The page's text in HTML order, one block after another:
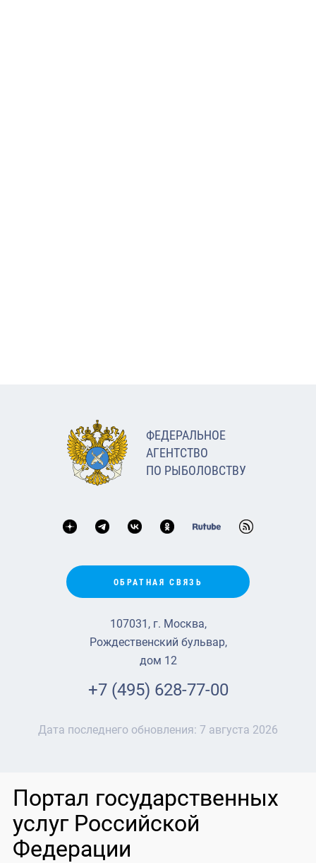
ФЕДЕРАЛЬНОЕ
АГЕНТСТВО
ПО РЫБОЛОВСТВУ
ОБРАТНАЯ СВЯЗЬ
107031, г. Москва,
Рождественский бульвар,
дом 12
+7 (495) 628-77-00
Дата последнего обновления: 7 августа 2026
Портал государственных
услуг Российской
Федерации